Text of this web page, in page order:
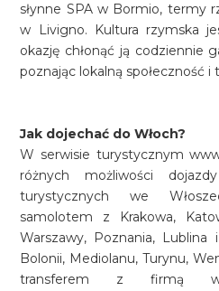
słynne SPA w Bormio, termy
w Livigno. Kultura rzymska
okazję chłonąć ją codziennie
poznając lokalną społeczność i
Jak dojechać do Włoch?
W serwisie turystycznym
różnych możliwości
turystycznych we
samolotem z Krakowa,
Warszawy, Poznania,
Bolonii, Mediolanu, Turynu,
transferem z firmą